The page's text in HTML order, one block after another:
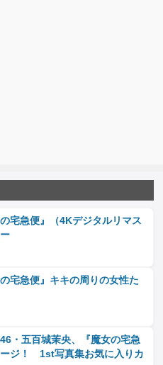
の宅急便』（4Kデジタルリマス
の宅急便』キキの周りの女性た
46・五百城茉央、『魔女の宅急
ジ！ 1st写真集お気に入りカ